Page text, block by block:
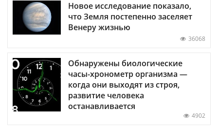
Новое исследование показало,
что Земля постепенно заселяет
Венеру жизнью
36068
Обнаружены биологические
часы-хронометр организма —
когда они выходят из строя,
развитие человека
останавливается
4902